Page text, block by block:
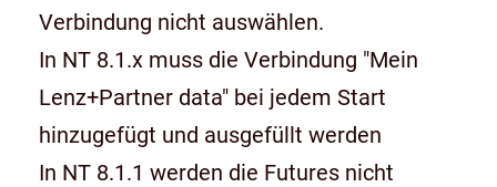
Verbindung nicht auswählen.
In NT 8.1.x muss die Verbindung "Mein
Lenz+Partner data" bei jedem Start
hinzugefügt und ausgefüllt werden
In NT 8.1.1 werden die Futures nicht